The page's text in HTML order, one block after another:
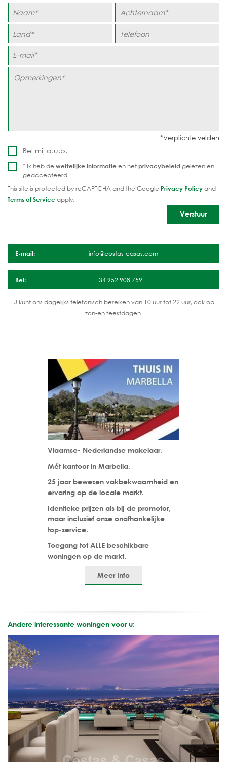
Bel mij a.u.b.
* Ik heb de wettelijke informatie en hetprivacybeleid gelezen en
geaccepteerd
This site is protected by reCAPTCHA and the Google Privacy Policyand
Terms of Serviceapply.
E-mail: info@costas-casas.com
Bel: +34 952 908 759
U kunt ons dagelijks telefonisch bereiken van 10 uur tot 22 uur, ook op
zon-en feestdagen.
Vlaamse- Nederlandse makelaar.
Mét kantoor in Marbella.
25 jaar bewezen vakbekwaamheid en
ervaring op de locale markt.
Identieke prijzen als bij de promotor,
maar inclusief onze onafhankelijke
top-service.
Toegang tot ALLE beschikbare
woningen op de markt.
Meer Info
Andere interessante woningen voor u: